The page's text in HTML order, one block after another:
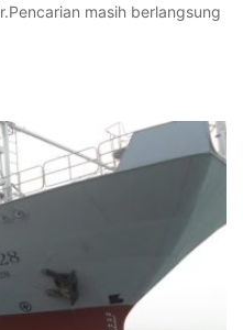
masih berlangsung